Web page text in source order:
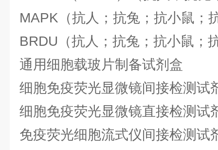
MAPK（抗人；抗兔；抗小鼠；
BRDU（抗人；抗兔；抗小鼠；
通用细胞载玻片制备试剂盒
细胞免疫荧光显微镜间接检测试
细胞免疫荧光显微镜直接检测试
免疫荧光细胞流式仪间接检测试